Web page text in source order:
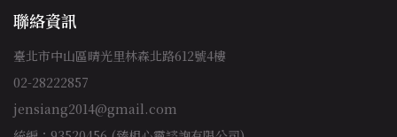
聯絡資訊
臺北市中山區晴光里林森北路612號4樓
02-28222857
jensiang2014@gmail.com